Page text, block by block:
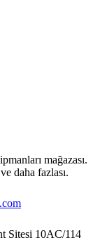
mağazası.
daha fazlası.
Sitesi 10AC/114